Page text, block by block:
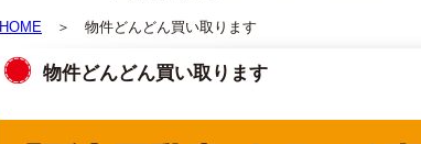
HOME ＞ 物件どんどん買い取ります
物件どんどん買い取ります